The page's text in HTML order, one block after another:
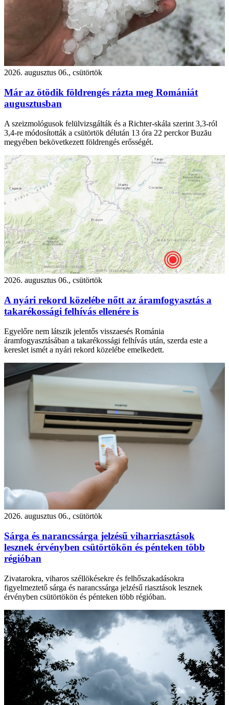
2026. augusztus 06., csütörtök
Már az ötödik földrengés rázta meg Romániát
augusztusban
A szeizmológusok felülvizsgálták és a Richter-skála szerint 3,3-ról
3,4-re módosították a csütörtök délután 13 óra 22 perckor Buzău
megyében bekövetkezett földrengés erősségét.
2026. augusztus 06., csütörtök
A nyári rekord közelébe nőtt az áramfogyasztás a
takarékossági felhívás ellenére is
Egyelőre nem látszik jelentős visszaesés Románia
áramfogyasztásában a takarékossági felhívás után, szerda este a
kereslet ismét a nyári rekord közelébe emelkedett.
2026. augusztus 06., csütörtök
Sárga és narancssárga jelzésű viharriasztások
lesznek érvényben csütörtökön és pénteken több
régióban
Zivatarokra, viharos széllökésekre és felhőszakadásokra
figyelmeztető sárga és narancssárga jelzésű riasztások lesznek
érvényben csütörtökön és pénteken több régióban.